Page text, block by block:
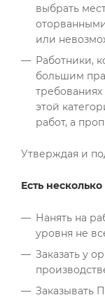
выбрать
или
Работники,
большим
этой
работ, а
Утверждая и
Есть
Нанять на
уровня не
Заказать у
Заказывать